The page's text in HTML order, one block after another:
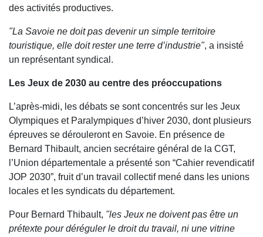
des activités productives.
"La Savoie ne doit pas devenir un simple territoire
touristique, elle doit rester une terre d’industrie", a insisté
un représentant syndical.
Les Jeux de 2030 au centre des préoccupations
L’après-midi, les débats se sont concentrés sur les Jeux
Olympiques et Paralympiques d’hiver 2030, dont plusieurs
épreuves se dérouleront en Savoie. En présence de
Bernard Thibault, ancien secrétaire général de la CGT,
l’Union départementale a présenté son “Cahier revendicatif
JOP 2030”, fruit d’un travail collectif mené dans les unions
locales et les syndicats du département.
Pour Bernard Thibault, "les Jeux ne doivent pas être un
prétexte pour déréguler le droit du travail, ni une vitrine